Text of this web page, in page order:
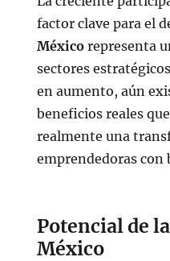
factor clave para el
México representa
sectores
en aumento, aún
beneficios reales
realmente una
emprendedoras con
Potencial de
México